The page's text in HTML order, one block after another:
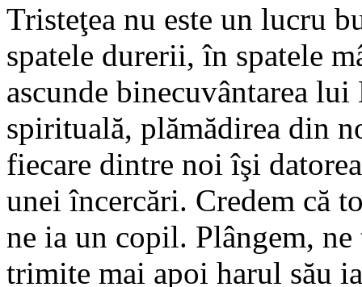
Tristeţea nu este un lucru
spatele durerii, în spatele
ascunde binecuvântarea lui
spirituală, plămădirea din
fiecare dintre noi îşi
unei încercări. Credem că
ne ia un copil. Plângem,
trimite mai apoi harul său